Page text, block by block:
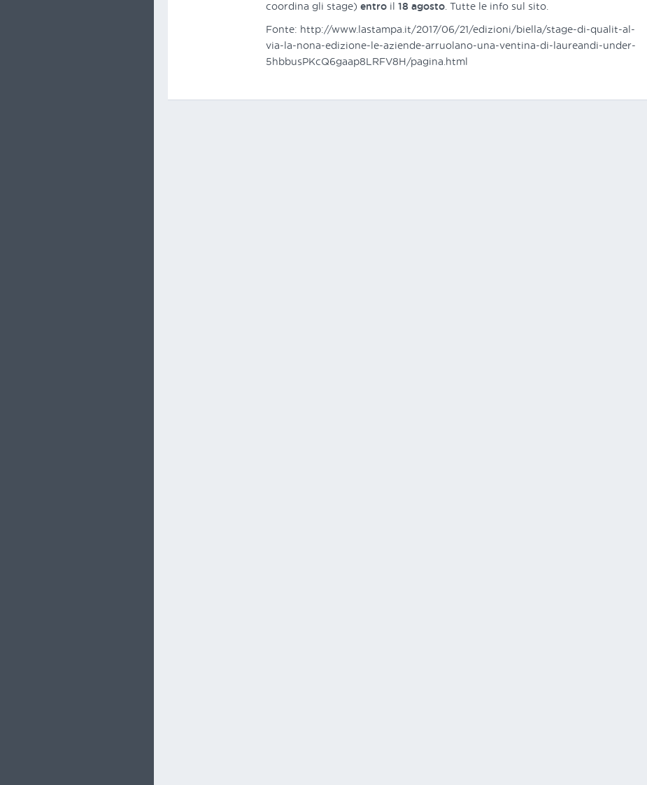
coordina gli stage)entro il18 agosto. Tutte le info sul sito.
Fonte: http://www.lastampa.it/2017/06/21/edizioni/biella/stage-di-qualit-al-
via-la-nona-edizione-le-aziende-arruolano-una-ventina-di-laureandi-under-
5hbbusPKcQ6gaap8LRFV8H/pagina.html